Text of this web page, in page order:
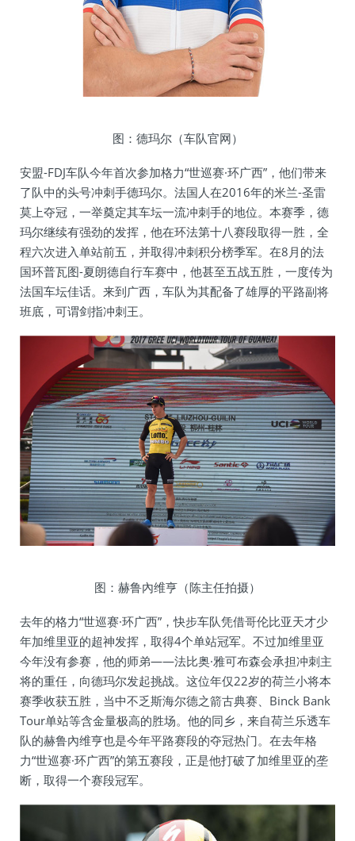
图：德玛尔（车队官网）
安盟-FDJ车队今年首次参加格力“世巡赛·环广西”，他们带来
了队中的头号冲刺手德玛尔。法国人在2016年的米兰-圣雷
莫上夺冠，一举奠定其车坛一流冲刺手的地位。本赛季，德
玛尔继续有强劲的发挥，他在环法第十八赛段取得一胜，全
程六次进入单站前五，并取得冲刺积分榜季军。在8月的法
国环普瓦图-夏朗德自行车赛中，他甚至五战五胜，一度传为
法国车坛佳话。来到广西，车队为其配备了雄厚的平路副将
班底，可谓剑指冲刺王。
图：赫鲁內维亨（陈主任拍摄）
去年的格力“世巡赛·环广西”，快步车队凭借哥伦比亚天才少
年加维里亚的超神发挥，取得4个单站冠军。不过加维里亚
今年没有参赛，他的师弟——法比奥·雅可布森会承担冲刺主
将的重任，向德玛尔发起挑战。这位年仅22岁的荷兰小将本
赛季收获五胜，当中不乏斯海尔德之箭古典赛、Binck Bank
Tour单站等含金量极高的胜场。他的同乡，来自荷兰乐透车
队的赫鲁內维亨也是今年平路赛段的夺冠热门。在去年格
力“世巡赛·环广西”的第五赛段，正是他打破了加维里亚的垄
断，取得一个赛段冠军。